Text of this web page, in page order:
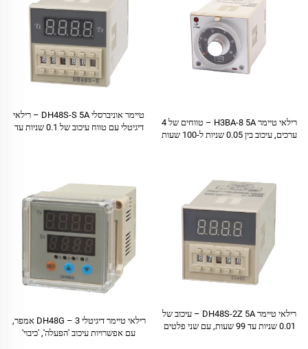
רילאי טיימר H3BA-8 5A – טווחים של 4
ערכים, עיכוב בין 0.05 שניות ל-100 שעות
טיימר אוניברסלי DH48S-S 5A – רילאי
דיגיטלי עם טווח עיכוב של 0.1 שניות עד
רילאי טיימר DH48S-2Z 5A – עיכוב של
0.01 שניות עד 99 שעות, עם שני פלטים
רילאי טיימר דיגיטלי DH48G – 3 אמפר,
עם אפשרויות עיכוב 'הפעלה', 'כיבוי'